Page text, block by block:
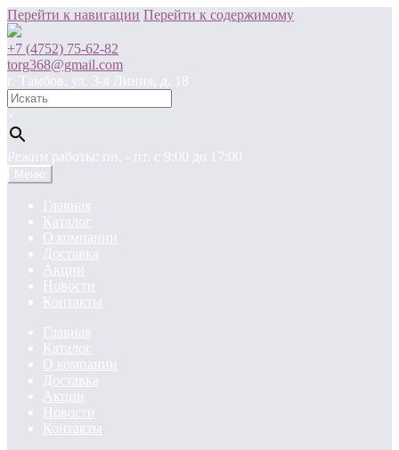
Перейти к навигации Перейти к содержимому
+7 (4752) 75-62-82
torg368@gmail.com
г. Тамбов, ул. 3-я Линия, д. 18
×
Режим работы: пн. - пт. c 9:00 до 17:00
Меню
Главная
Каталог
О компании
Доставка
Акции
Новости
Контакты
Главная
Каталог
О компании
Доставка
Акции
Новости
Контакты